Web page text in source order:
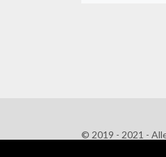
© 2019 - 2021 -